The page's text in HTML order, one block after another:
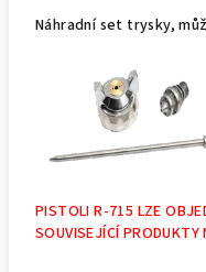
Náhradní set trysky,
PISTOLI R-715 LZE
SOUVISEJÍCÍ PRODUKTY